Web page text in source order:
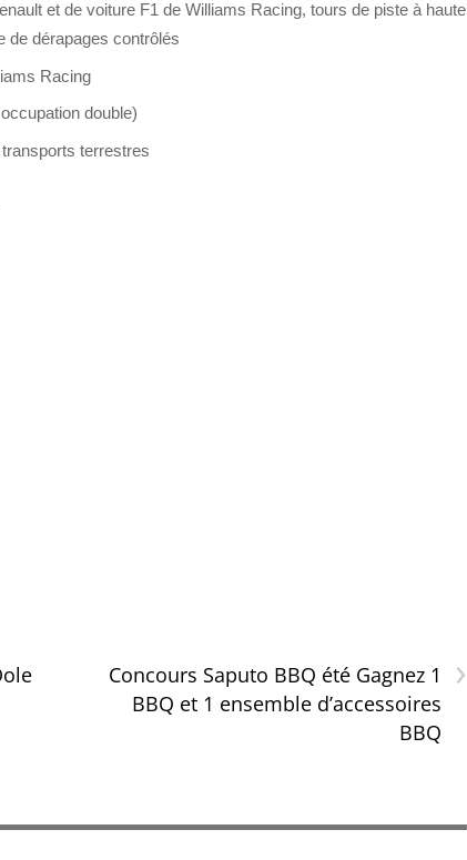
et de voiture F1 de Williams Racing, tours de piste à haute
de dérapages contrôlés
Racing
double)
terrestres
›
Concours Saputo BBQ été Gagnez 1
BBQ et 1 ensemble d’accessoires
BBQ